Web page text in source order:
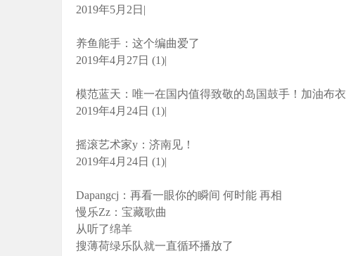
2019年5月2日|
养鱼能手：这个编曲爱了
2019年4月27日 (1)|
模范蓝天：唯一在国内值得致敬的岛国鼓手！加油布衣
2019年4月24日 (1)|
摇滚艺术家y：济南见！
2019年4月24日 (1)|
Dapangcj：再看一眼你的瞬间 何时能 再相
慢乐Zz：宝藏歌曲
从听了绵羊
搜薄荷绿乐队就一直循环播放了